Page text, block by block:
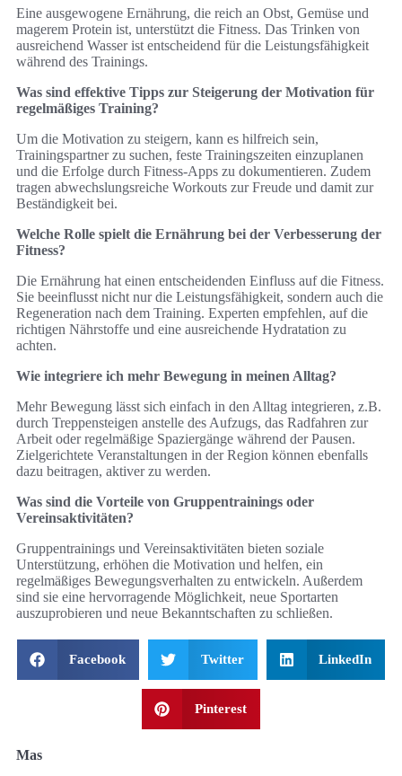
Eine ausgewogene Ernährung, die reich an Obst, Gemüse und
magerem Protein ist, unterstützt die Fitness. Das Trinken von
ausreichend Wasser ist entscheidend für die Leistungsfähigkeit
während des Trainings.
Was sind effektive Tipps zur Steigerung der Motivation für
regelmäßiges Training?
Um die Motivation zu steigern, kann es hilfreich sein,
Trainingspartner zu suchen, feste Trainingszeiten einzuplanen
und die Erfolge durch Fitness-Apps zu dokumentieren. Zudem
tragen abwechslungsreiche Workouts zur Freude und damit zur
Beständigkeit bei.
Welche Rolle spielt die Ernährung bei der Verbesserung der
Fitness?
Die Ernährung hat einen entscheidenden Einfluss auf die Fitness.
Sie beeinflusst nicht nur die Leistungsfähigkeit, sondern auch die
Regeneration nach dem Training. Experten empfehlen, auf die
richtigen Nährstoffe und eine ausreichende Hydratation zu
achten.
Wie integriere ich mehr Bewegung in meinen Alltag?
Mehr Bewegung lässt sich einfach in den Alltag integrieren, z.B.
durch Treppensteigen anstelle des Aufzugs, das Radfahren zur
Arbeit oder regelmäßige Spaziergänge während der Pausen.
Zielgerichtete Veranstaltungen in der Region können ebenfalls
dazu beitragen, aktiver zu werden.
Was sind die Vorteile von Gruppentrainings oder
Vereinsaktivitäten?
Gruppentrainings und Vereinsaktivitäten bieten soziale
Unterstützung, erhöhen die Motivation und helfen, ein
regelmäßiges Bewegungsverhalten zu entwickeln. Außerdem
sind sie eine hervorragende Möglichkeit, neue Sportarten
auszuprobieren und neue Bekanntschaften zu schließen.
Facebook Twitter LinkedIn
Pinterest
Mas